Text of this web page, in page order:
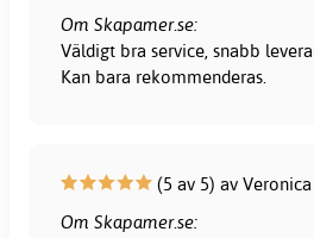
Om Skapamer.se:
Väldigt bra service, snabb
Kan bara rekommenderas.
(5 av 5) av
Om Skapamer.se: